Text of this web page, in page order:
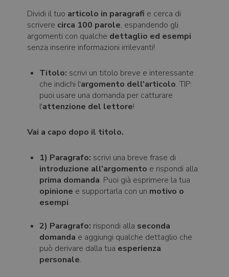
Dividi il tuo articolo in paragrafi e cerca di
scrivere circa 100 parole, espandendo gli
argomenti con qualche dettaglio ed esempi
senza inserire informazioni irrilevanti!
Titolo: scrivi un titolo breve e interessante
che indichi l'argomento dell'articolo. TIP:
puoi usare una domanda per catturare
l'attenzione del lettore!
Vai a capo dopo il titolo.
1) Paragrafo: scrivi una breve frase di
introduzione all'argomento e rispondi alla
prima domanda. Puoi già esprimere la tua
opinione e supportarla con un motivo o
esempi.
2) Paragrafo: rispondi alla seconda
domanda e aggiungi qualche dettaglio che
può derivare dalla tua esperienza
personale.